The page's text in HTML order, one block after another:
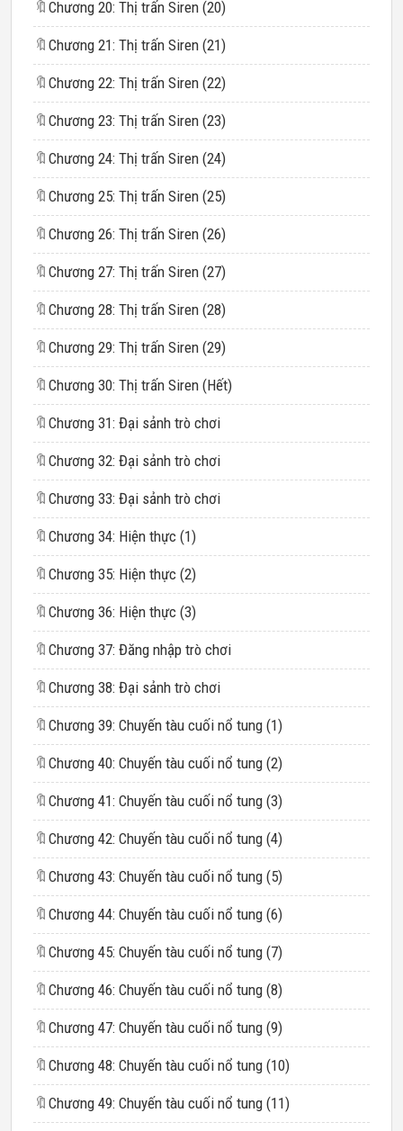
🔖 Chương 20: Thị trấn Siren (20)
🔖 Chương 21: Thị trấn Siren (21)
🔖 Chương 22: Thị trấn Siren (22)
🔖 Chương 23: Thị trấn Siren (23)
🔖 Chương 24: Thị trấn Siren (24)
🔖 Chương 25: Thị trấn Siren (25)
🔖 Chương 26: Thị trấn Siren (26)
🔖 Chương 27: Thị trấn Siren (27)
🔖 Chương 28: Thị trấn Siren (28)
🔖 Chương 29: Thị trấn Siren (29)
🔖 Chương 30: Thị trấn Siren (Hết)
🔖 Chương 31: Đại sảnh trò chơi
🔖 Chương 32: Đại sảnh trò chơi
🔖 Chương 33: Đại sảnh trò chơi
🔖 Chương 34: Hiện thực (1)
🔖 Chương 35: Hiện thực (2)
🔖 Chương 36: Hiện thực (3)
🔖 Chương 37: Đăng nhập trò chơi
🔖 Chương 38: Đại sảnh trò chơi
🔖 Chương 39: Chuyến tàu cuối nổ tung (1)
🔖 Chương 40: Chuyến tàu cuối nổ tung (2)
🔖 Chương 41: Chuyến tàu cuối nổ tung (3)
🔖 Chương 42: Chuyến tàu cuối nổ tung (4)
🔖 Chương 43: Chuyến tàu cuối nổ tung (5)
🔖 Chương 44: Chuyến tàu cuối nổ tung (6)
🔖 Chương 45: Chuyến tàu cuối nổ tung (7)
🔖 Chương 46: Chuyến tàu cuối nổ tung (8)
🔖 Chương 47: Chuyến tàu cuối nổ tung (9)
🔖 Chương 48: Chuyến tàu cuối nổ tung (10)
🔖 Chương 49: Chuyến tàu cuối nổ tung (11)